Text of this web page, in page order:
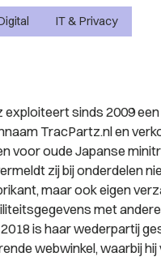
IT & Privacy
sinds 2009
TracPartz.nl en
voor oude Japanse
zij bij onderdelen
maar ook eigen
met
is haar wederpartij
webwinkel, waarbij hij